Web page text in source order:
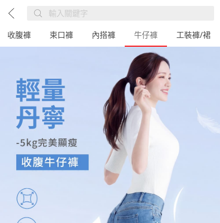
收腹褲 束口褲 內搭褲 牛仔褲 工裝褲/裙